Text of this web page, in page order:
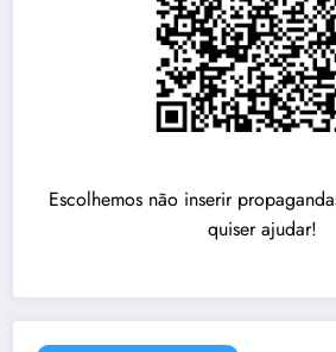
Escolhemos não inserir
quiser ajudar!